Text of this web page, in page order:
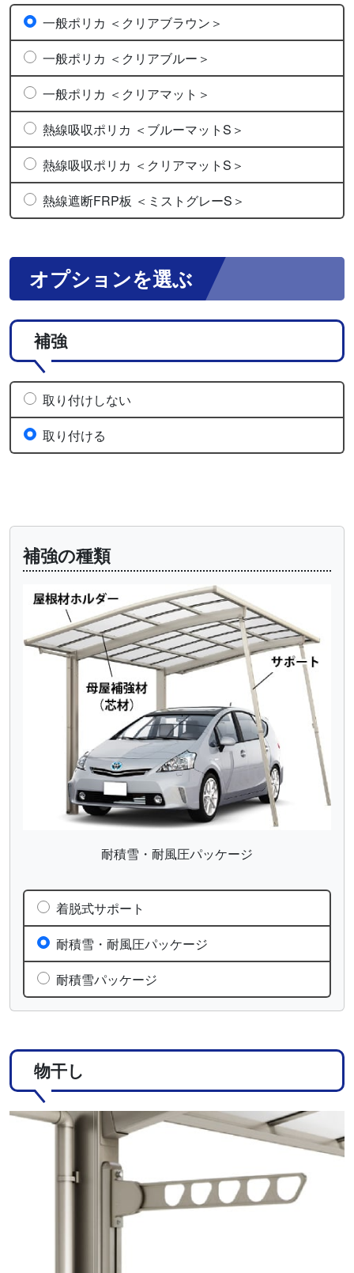
一般ポリカ ＜クリアブラウン＞
一般ポリカ ＜クリアブルー＞
一般ポリカ ＜クリアマット＞
熱線吸収ポリカ ＜ブルーマットS＞
熱線吸収ポリカ ＜クリアマットS＞
熱線遮断FRP板 ＜ミストグレーS＞
オプションを選ぶ
補強
取り付けしない
取り付ける
補強の種類
耐積雪・耐風圧パッケージ
着脱式サポート
耐積雪・耐風圧パッケージ
耐積雪パッケージ
物干し